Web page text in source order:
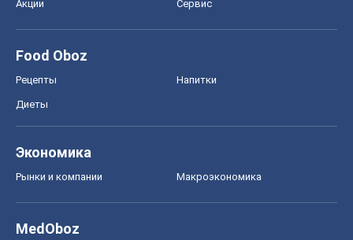
Акции Сервис
Food Oboz
Рецепты Напитки
Диеты
Экономика
Рынки и компании Mакроэкономика
MedOboz